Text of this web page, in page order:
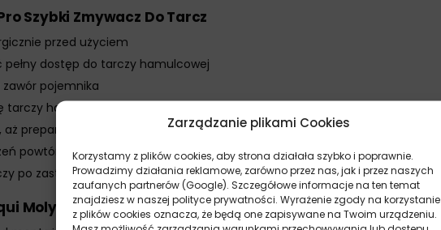
Zarządzanie plikami Cookies
Korzystamy z plików cookies, aby strona działała szybko i poprawnie.
Prowadzimy działania reklamowe, zarówno przez nas, jak i przez naszych
zaufanych partnerów (Google). Szczegółowe informacje na ten temat
znajdziesz w naszej polityce prywatności. Wyrażenie zgody na korzystanie
z plików cookies oznacza, że będą one zapisywane na Twoim urządzeniu.
Szybki Zmywacz Do Tarcz
przed użyciem
pełny dostęp do tarczy hamulcowej
zawór pojemnika
hamulcowej z odległości około 20 cm
preparat odparuje całkowicie
powtórz aplikację
po zastosowaniu preparatu
Moly Pro Szybki Zmywacz Do Tarcz